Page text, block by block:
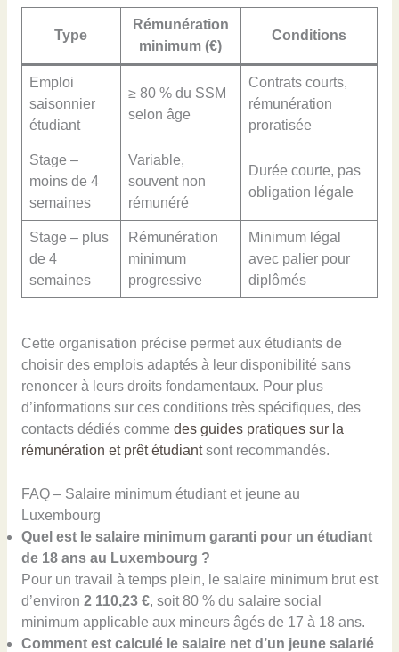
Type
Rémunération
minimum (€)
Conditions
Emploi
saisonnier
étudiant
≥ 80 % du SSM
selon âge
Contrats courts,
rémunération
proratisée
Stage –
moins de 4
semaines
Variable,
souvent non
rémunéré
Durée courte, pas
obligation légale
Stage – plus
de 4
semaines
Rémunération
minimum
progressive
Minimum légal
avec palier pour
diplômés
Cette organisation précise permet aux étudiants de
choisir des emplois adaptés à leur disponibilité sans
renoncer à leurs droits fondamentaux. Pour plus
d’informations sur ces conditions très spécifiques, des
contacts dédiés comme des guides pratiques sur la
rémunération et prêt étudiantsont recommandés.
FAQ – Salaire minimum étudiant et jeune au
Luxembourg
Quel est le salaire minimum garanti pour un étudiant
de 18 ans au Luxembourg ?
Pour un travail à temps plein, le salaire minimum brut est
d’environ 2 110,23 €, soit 80 % du salaire social
minimum applicable aux mineurs âgés de 17 à 18 ans.
Comment est calculé le salaire net d’un jeune salarié